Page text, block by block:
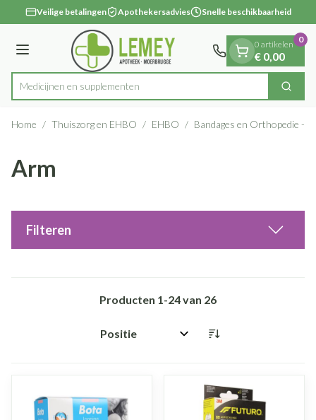
Ga naar de inhoud
1 van 1Veilige betalingen Apothekersadvies Snelle beschikbaarheid
Menu
Product, merk, categorie...
Medicij Zoek
0 artikelen
€ 0,00
0
Home / Thuiszorg en EHBO / EHBO / Bandages en Orthopedie -
Arm
Filteren
Producten 1-24van 26
Sorteer op: